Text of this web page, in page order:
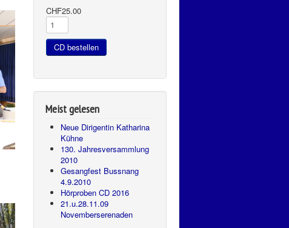
CHF25.00
Meist gelesen
Neue Dirigentin Katharina
Kühne
130. Jahresversammlung
2010
Gesangfest Bussnang
4.9.2010
Hörproben CD 2016
21.u.28.11.09
Novemberserenaden